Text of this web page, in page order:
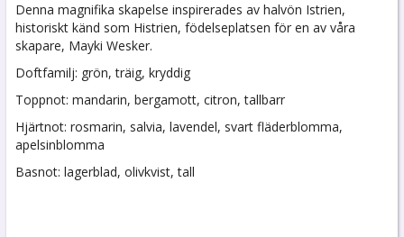
Denna magnifika skapelse inspirerades av halvön Istrien,
historiskt känd som Histrien, födelseplatsen för en av våra
skapare, Mayki Wesker.
Doftfamilj: grön, träig, kryddig
Toppnot: mandarin, bergamott, citron, tallbarr
Hjärtnot: rosmarin, salvia, lavendel, svart fläderblomma,
apelsinblomma
Basnot: lagerblad, olivkvist, tall